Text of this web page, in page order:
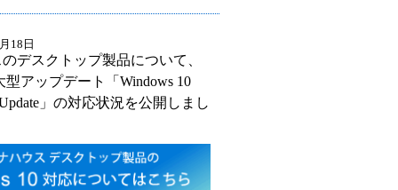
18日
デスクトップ製品について、
型アップデート「Windows 10
」の対応状況を公開しまし